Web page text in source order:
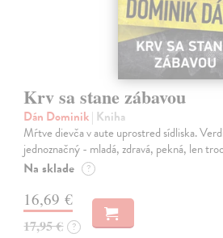
Krv sa stane zábavou
Dán Dominik| Kniha
Mŕtve dievča v aute uprostred sídliska.
jednoznačný - mladá, zdravá, pekná, len
Na sklade ?
16,69 €
17,95 € ?